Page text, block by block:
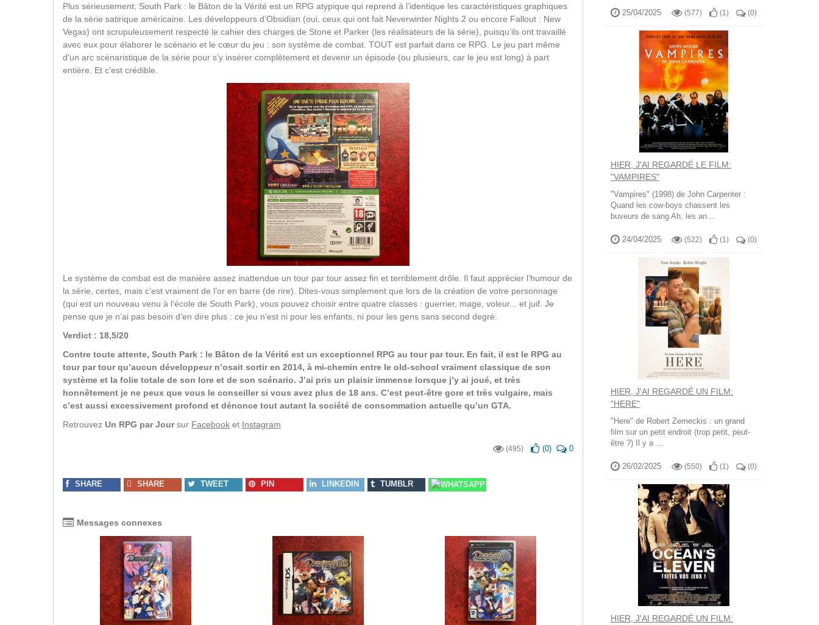
Plus sérieusement, South Park : le Bâton de la Vérité est un RPG atypique qui reprend à l’identique les caractéristiques graphiques
de la série satirique américaine. Les développeurs d’Obsidian (oui, ceux qui ont fait Neverwinter Nights 2 ou encore Fallout : New
Vegas) ont scrupuleusement respecté le cahier des charges de Stone et Parker (les réalisateurs de la série), puisqu’ils ont travaillé
avec eux pour élaborer le scénario et le cœur du jeu : son système de combat. TOUT est parfait dans ce RPG. Le jeu part même
d’un arc scénaristique de la série pour s’y insérer complètement et devenir un épisode (ou plusieurs, car le jeu est long) à part
entière. Et c’est crédible.
Le système de combat est de manière assez inattendue un tour par tour assez fin et terriblement drôle. Il faut apprécier l’humour de
la série, certes, mais c’est vraiment de l’or en barre (de rire). Dites-vous simplement que lors de la création de votre personnage
(qui est un nouveau venu à l’école de South Park), vous pouvez choisir entre quatre classes : guerrier, mage, voleur... et juif. Je
pense que je n’ai pas besoin d’en dire plus : ce jeu n’est ni pour les enfants, ni pour les gens sans second degré.
Verdict : 18,5/20
Contre toute attente, South Park : le Bâton de la Vérité est un exceptionnel RPG au tour par tour. En fait, il est le RPG au
tour par tour qu’aucun développeur n’osait sortir en 2014, à mi-chemin entre le old-school vraiment classique de son
système et la folie totale de son lore et de son scénario. J’ai pris un plaisir immense lorsque j’y ai joué, et très
honnêtement je ne peux que vous le conseiller si vous avez plus de 18 ans. C’est peut-être gore et très vulgaire, mais
c’est aussi excessivement profond et dénonce tout autant la société de consommation actuelle qu’un GTA.
Retrouvez Un RPG par Joursur Facebook et Instagram
(495) (0) 0
SHARE SHARE TWEET PIN LINKEDIN
TUMBLR
Messages connexes
25/04/2025 (577) (1) (0)
HIER, J'AI REGARDÉ LE FILM:
"VAMPIRES"
"Vampires" (1998) de John Carpenter :
Quand les cow-boys chassent les
buveurs de sang Ah, les an...
24/04/2025 (522) (1) (0)
HIER, J'AI REGARDÉ UN FILM:
"HERE"
"Here" de Robert Zemeckis : un grand
film sur un petit endroit (trop petit, peut-
être ?) Il y a ...
26/02/2025 (550) (1) (0)
HIER, J'AI REGARDÉ UN FILM: